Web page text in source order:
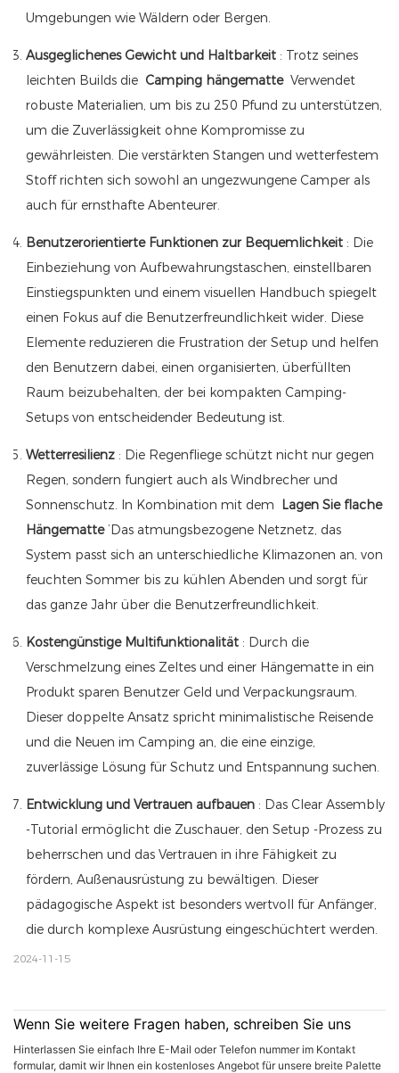
Umgebungen wie Wäldern oder Bergen.
Ausgeglichenes Gewicht und Haltbarkeit : Trotz seines
leichten Builds die Camping hängematte Verwendet
robuste Materialien, um bis zu 250 Pfund zu unterstützen,
um die Zuverlässigkeit ohne Kompromisse zu
gewährleisten. Die verstärkten Stangen und wetterfestem
Stoff richten sich sowohl an ungezwungene Camper als
auch für ernsthafte Abenteurer.
Benutzerorientierte Funktionen zur Bequemlichkeit : Die
Einbeziehung von Aufbewahrungstaschen, einstellbaren
Einstiegspunkten und einem visuellen Handbuch spiegelt
einen Fokus auf die Benutzerfreundlichkeit wider. Diese
Elemente reduzieren die Frustration der Setup und helfen
den Benutzern dabei, einen organisierten, überfüllten
Raum beizubehalten, der bei kompakten Camping-
Setups von entscheidender Bedeutung ist.
Wetterresilienz : Die Regenfliege schützt nicht nur gegen
Regen, sondern fungiert auch als Windbrecher und
Sonnenschutz. In Kombination mit dem
Lagen Sie flache
Hängematte ’Das atmungsbezogene Netznetz, das
System passt sich an unterschiedliche Klimazonen an, von
feuchten Sommer bis zu kühlen Abenden und sorgt für
das ganze Jahr über die Benutzerfreundlichkeit.
Kostengünstige Multifunktionalität : Durch die
Verschmelzung eines Zeltes und einer Hängematte in ein
Produkt sparen Benutzer Geld und Verpackungsraum.
Dieser doppelte Ansatz spricht minimalistische Reisende
und die Neuen im Camping an, die eine einzige,
zuverlässige Lösung für Schutz und Entspannung suchen.
Entwicklung und Vertrauen aufbauen : Das Clear Assembly
-Tutorial ermöglicht die Zuschauer, den Setup -Prozess zu
beherrschen und das Vertrauen in ihre Fähigkeit zu
fördern, Außenausrüstung zu bewältigen. Dieser
pädagogische Aspekt ist besonders wertvoll für Anfänger,
die durch komplexe Ausrüstung eingeschüchtert werden.
2024-11-15
Wenn Sie weitere Fragen haben, schreiben Sie uns
Hinterlassen Sie einfach Ihre E-Mail oder Telefon nummer im Kontakt
formular, damit wir Ihnen ein kostenloses Angebot für unsere breite Palette